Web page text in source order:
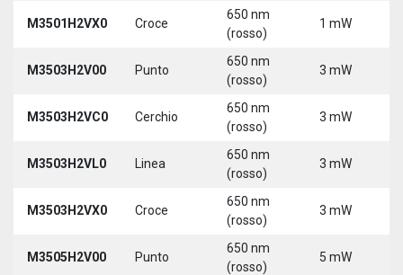
M3501H2VX0 Croce
650 nm
(rosso)
1 mW
M3503H2V00 Punto
650 nm
(rosso)
3 mW
M3503H2VC0 Cerchio
650 nm
(rosso)
3 mW
M3503H2VL0 Linea
650 nm
(rosso)
3 mW
M3503H2VX0 Croce
650 nm
(rosso)
3 mW
M3505H2V00 Punto
650 nm
(rosso)
5 mW